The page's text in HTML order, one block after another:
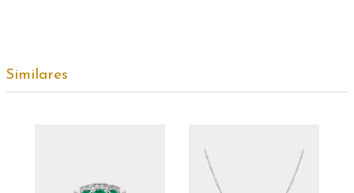
Similares